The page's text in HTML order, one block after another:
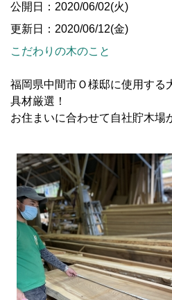
公開日：2020/06/02(火)
更新日：2020/06/12(金)
こだわりの木のこと
福岡県中間市Ｏ様邸に使用する
具材厳選！
お住まいに合わせて自社貯木場